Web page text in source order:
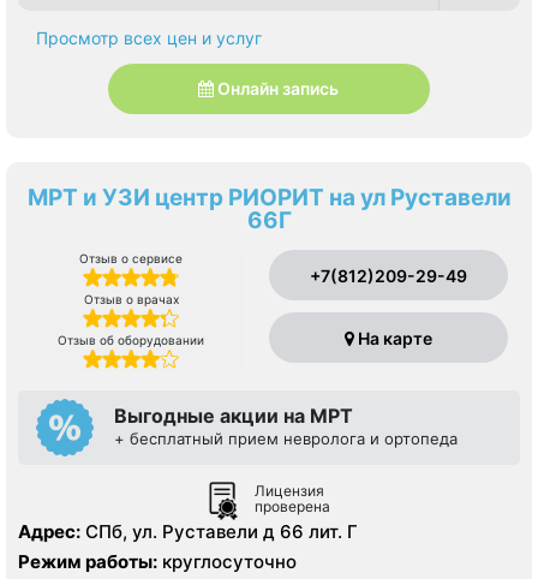
Просмотр всех цен и услуг
Онлайн запись
МРТ и УЗИ центр РИОРИТ на ул Руставели
66Г
Отзыв о сервисе
Отзыв о врачах
Отзыв об оборудовании
+7(812)209-29-49
На карте
Выгодные акции на МРТ
+ бесплатный прием невролога и ортопеда
Лицензия
проверена
Адрес: СПб, ул. Руставели д 66 лит. Г
Режим работы: круглосуточно